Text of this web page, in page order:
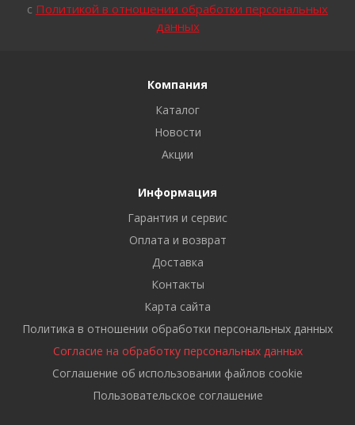
с Политикой в отношении обработки персональных
данных
Компания
Каталог
Новости
Акции
Информация
Гарантия и сервис
Оплата и возврат
Доставка
Контакты
Карта сайта
Политика в отношении обработки персональных данных
Cогласие на обработку персональных данных
Cоглашение об использовании файлов cookie
Пользовательское соглашение